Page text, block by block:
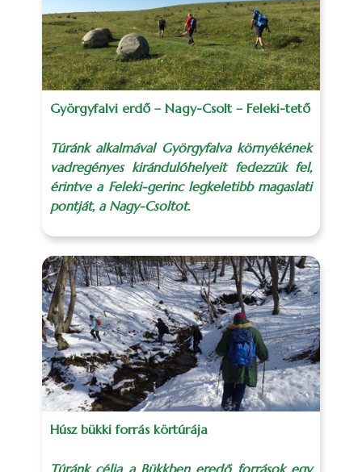
Györgyfalvi erdő – Nagy-Csolt – Feleki-tető
Túránk alkalmával Györgyfalva környékének
vadregényes kirándulóhelyeit fedezzük fel,
érintve a Feleki-gerinc legkeletibb magaslati
pontját, a Nagy-Csoltot.
Húsz bükki forrás körtúrája
Túránk célja a Bükkben eredő források egy